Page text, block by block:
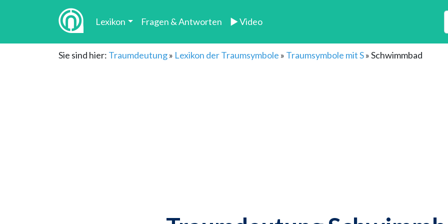
Lexikon Fragen & Antworten ► Video
Sie sind hier: Traumdeutung» Lexikon der Traumsymbole » Traumsymbole mit S»Schwimmbad